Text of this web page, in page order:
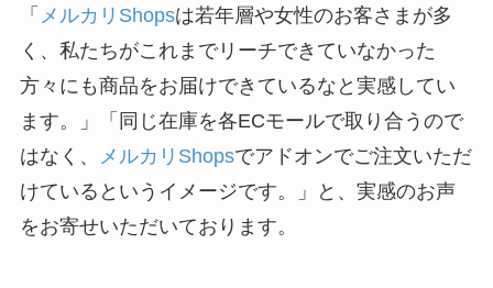
「 メルカリShopsは若年層や女性のお客さまが多
く、私たちがこれまでリーチできていなかった
方々にも商品をお届けできているなと実感してい
ます。」「同じ在庫を各ECモールで取り合うので
はなく、
メルカリShopsでアドオンでご注文いただ
けているというイメージです。」と、実感のお声
をお寄せいただいております。